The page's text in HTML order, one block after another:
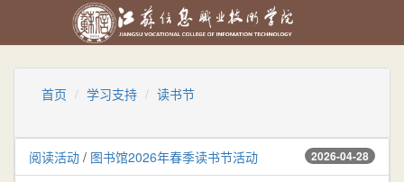
首页 学习支持 读书节
2026-04-28
阅读活动 / 图书馆2026年春季读书节活动